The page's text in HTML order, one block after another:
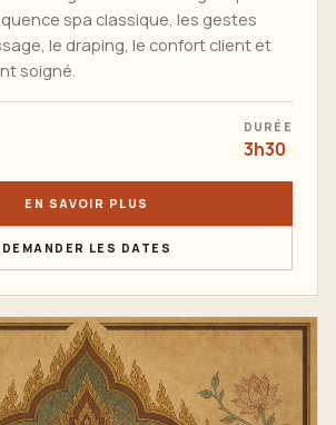
spa classique, les gestes
le draping, le confort client et
soigné.
DURÉE
3h30
EN SAVOIR PLUS
DEMANDER LES DATES